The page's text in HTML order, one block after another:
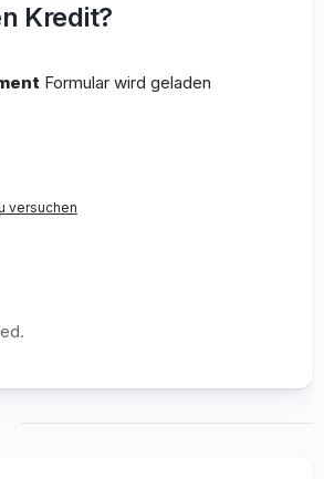
Kredit?
Formular wird geladen
versuchen